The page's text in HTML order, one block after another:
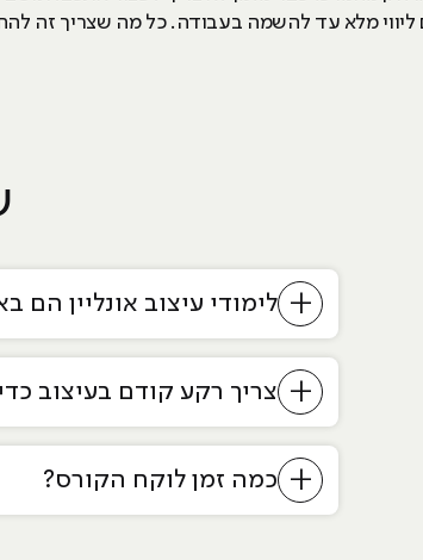
ליווי מלא עד להשמה בעבודה. כל מה שצריך זה
+ לימודי עיצוב אונליין
+ צריך רקע קודם בעיצוב
+ כמה זמן לוקח הקורס?